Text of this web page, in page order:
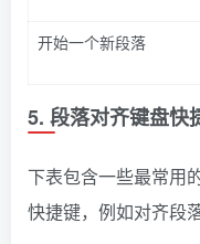
开始一个新段落
5. 段落对齐键盘快
下表包含一些最常用
快捷键，例如对齐段